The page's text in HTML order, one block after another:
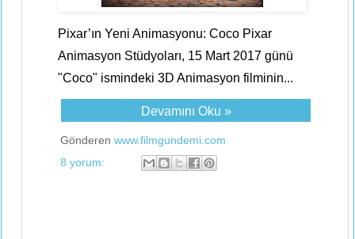
Pixar’ın Yeni Animasyonu: Coco Pixar
Animasyon Stüdyoları, 15 Mart 2017 günü
"Coco" ismindeki 3D Animasyon filminin...
Devamını Oku »
Gönderen www.filmgundemi.com
8 yorum: